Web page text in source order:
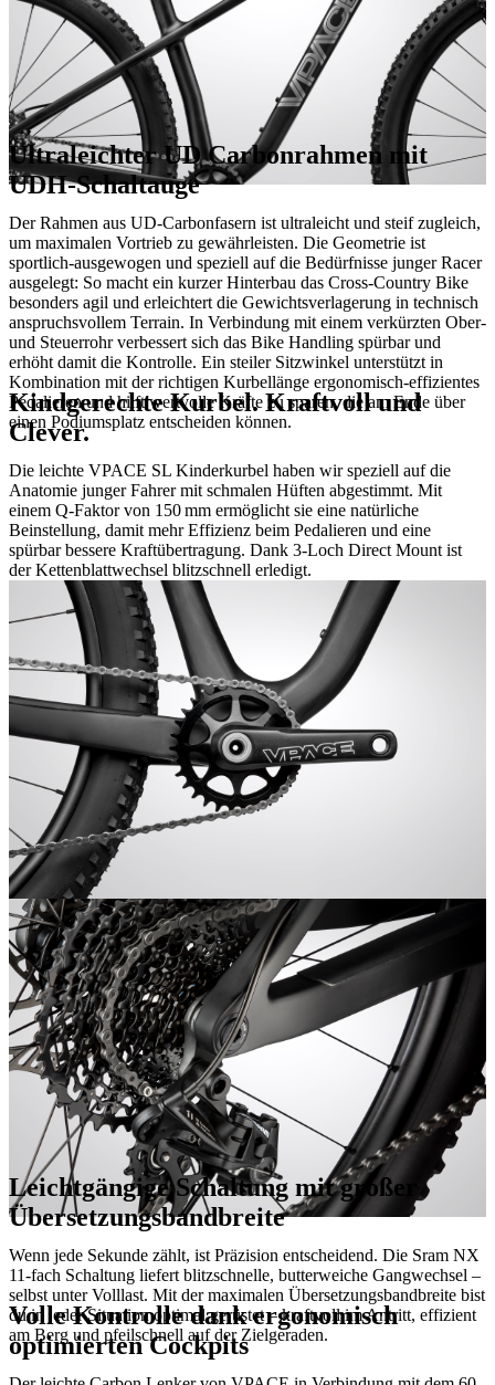
Ultraleichter UD Carbonrahmen mit
UDH-Schaltauge
Der Rahmen aus UD-Carbonfasern ist ultraleicht und steif zugleich,
um maximalen Vortrieb zu gewährleisten. Die Geometrie ist
sportlich-ausgewogen und speziell auf die Bedürfnisse junger Racer
ausgelegt: So macht ein kurzer Hinterbau das Cross-Country Bike
besonders agil und erleichtert die Gewichtsverlagerung in technisch
anspruchsvollem Terrain. In Verbindung mit einem verkürzten Ober-
und Steuerrohr verbessert sich das Bike Handling spürbar und
erhöht damit die Kontrolle. Ein steiler Sitzwinkel unterstützt in
Kombination mit der richtigen Kurbellänge ergonomisch-effizientes
Pedalieren und hilft wertvolle Kräfte zu sparen, die am Ende über
einen Podiumsplatz entscheiden können.
Kindgerechte Kurbel. Kraftvoll und
Clever.
Die leichte VPACE SL Kinderkurbel haben wir speziell auf die
Anatomie junger Fahrer mit schmalen Hüften abgestimmt. Mit
einem Q-Faktor von 150 mm ermöglicht sie eine natürliche
Beinstellung, damit mehr Effizienz beim Pedalieren und eine
spürbar bessere Kraftübertragung. Dank 3-Loch Direct Mount ist
der Kettenblattwechsel blitzschnell erledigt.
Leichtgängige Schaltung mit großer
Übersetzungsbandbreite
Wenn jede Sekunde zählt, ist Präzision entscheidend. Die Sram NX
11-fach Schaltung liefert blitzschnelle, butterweiche Gangwechsel –
selbst unter Volllast. Mit der maximalen Übersetzungsbandbreite bist
du in jeder Situation optimal gerüstet – kraftvoll im Antritt, effizient
am Berg und pfeilschnell auf der Zielgeraden.
Volle Kontrolle dank ergonomisch
optimierten Cockpits